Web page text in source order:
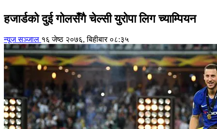
हजार्डको दुई गोलसँगै चेल्सी युरोपा लिग च्याम्पियन
न्यूज सञ्जाल १६ जेष्ठ २०७६, बिहीबार ०८:३५